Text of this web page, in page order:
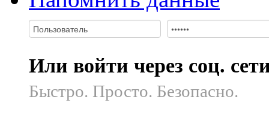
Или войти через соц.
Быстро. Просто. Безопасно.